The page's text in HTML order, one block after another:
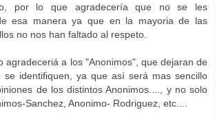
por lo que agradecería que no se les
esa manera ya que en la mayoria de las
no nos han faltado al respeto.
agradeceriá a los "Anonimos", que dejaran de
se identifiquen, ya que así será mas sencillo
de los distintos Anonimos...., y no solo
Sanchez, Anonimo- Rodriguez, etc....